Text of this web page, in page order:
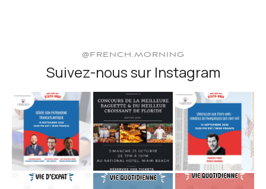
@FRENCH.MORNING
Suivez-nous sur Instagram